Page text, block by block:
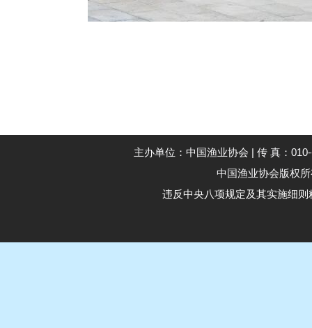
主办单位：中国渔业协会 | 传 真：
中国渔业协会版权
违反中央八项规定及其实施细